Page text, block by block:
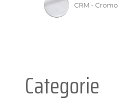
CRM - Cromo
Categorie